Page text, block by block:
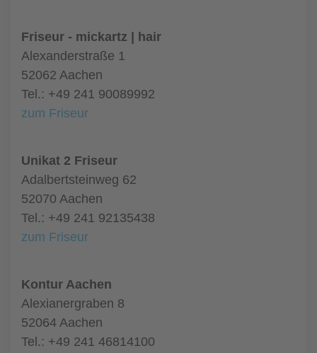
Friseur - mickartz | hair
Alexanderstraße 1
52062 Aachen
Tel.: +49 241 90089992
zum Friseur
Unikat 2 Friseur
Adalbertsteinweg 62
52070 Aachen
Tel.: +49 241 92135438
zum Friseur
Kontur Aachen
Alexianergraben 8
52064 Aachen
Tel.: +49 241 46814100